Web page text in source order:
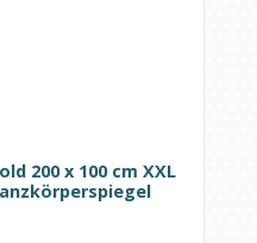
200 x 100 cm XXL